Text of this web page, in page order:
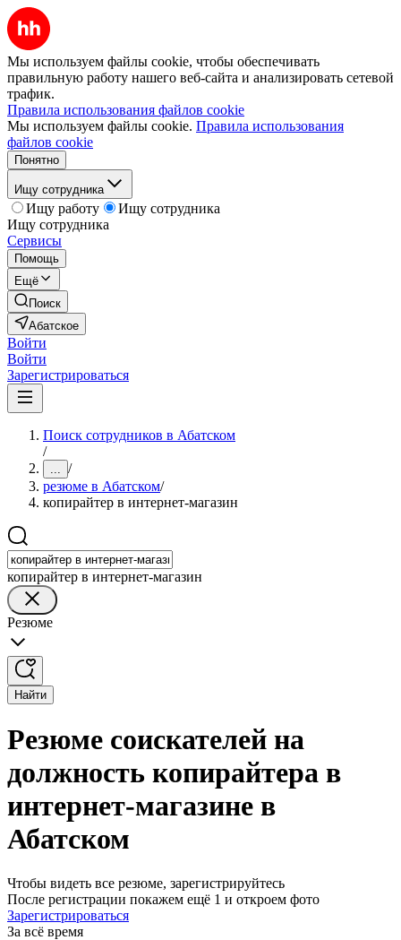
Мы используем файлы cookie, чтобы обеспечивать
правильную работу нашего веб-сайта и анализировать сетевой
трафик.
Правила использования файлов cookie
Мы используем файлы cookie. Правила использования
файлов cookie
Понятно
Ищу сотрудника
Ищу работу
Ищу сотрудника
Ищу сотрудника
Сервисы
Помощь
Ещё
Поиск
Абатское
Войти
Войти
Зарегистрироваться
Поиск сотрудников в Абатском
/
... /
резюме в Абатском/
копирайтер в интернет-магазин
копирайтер в интернет-магазин
Резюме
Найти
Резюме соискателей на
должность копирайтера в
интернет-магазине в
Абатском
Чтобы видеть все резюме, зарегистрируйтесь
После регистрации покажем ещё 1 и откроем фото
Зарегистрироваться
За всё время